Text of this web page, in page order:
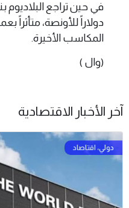
دولاراً للأونصة، متأثراً
المكاسب الأخيرة.
(وال )
آخر الأخبار الاقتصادية